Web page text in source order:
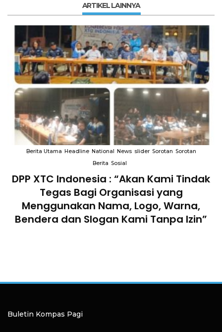
ARTIKEL LAINNYA
Berita Utama Headline National News slider Sorotan Sorotan
Berita Sosial
DPP XTC Indonesia : “Akan Kami Tindak
Tegas Bagi Organisasi yang
Menggunakan Nama, Logo, Warna,
Bendera dan Slogan Kami Tanpa Izin”
Buletin Kompas Pagi